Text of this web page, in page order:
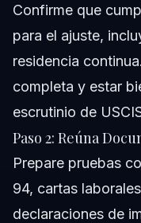
Confirme que
para el ajuste,
residencia
completa y estar
escrutinio de
Paso 2: Reúna
Prepare pruebas
94, cartas
declaraciones de